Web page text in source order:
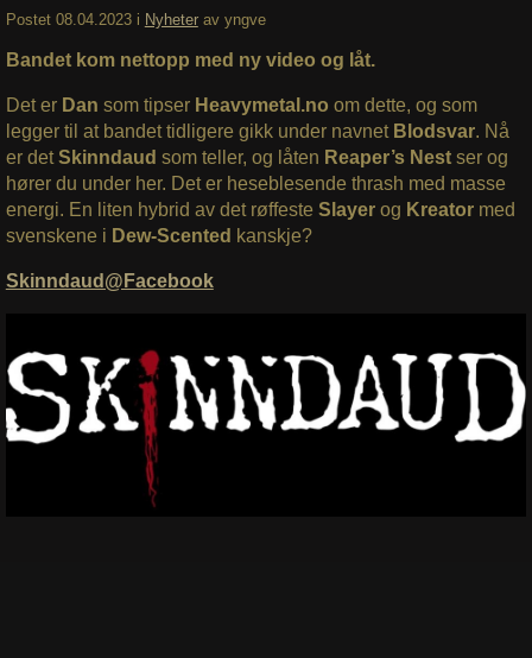
Postet 08.04.2023 i Nyheter av yngve
Bandet kom nettopp med ny video og låt.
Det er Dan som tipser Heavymetal.no om dette, og som
legger til at bandet tidligere gikk under navnet Blodsvar. Nå
er detSkinndaud som teller, og låten Reaper’s Nest ser og
hører du under her. Det er heseblesende thrash med masse
energi. En liten hybrid av det røffeste Slayer og Kreatormed
svenskene i Dew-Scented kanskje?
Skinndaud@Facebook